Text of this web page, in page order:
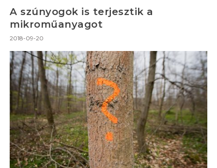
A szúnyogok is terjesztik a
mikroműanyagot
2018-09-20